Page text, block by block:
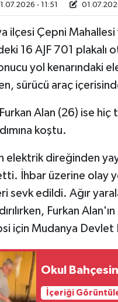
- 11:51
ilçesi Çepni
16 AJF 701
yol kenarındaki
sürücü araç
Alan (26) ise
koştu.
elektrik direğinden
İhbar üzerine olay
sevk edildi. Ağır
Furkan
için Mudanya Devlet
Okul
İçeriği